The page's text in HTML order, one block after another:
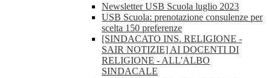
Newsletter USB Scuola luglio 2023
USB Scuola: prenotazione consulenze per
scelta 150 preferenze
[SINDACATO INS. RELIGIONE -
SAIR NOTIZIE] AI DOCENTI DI
RELIGIONE - ALL'ALBO
SINDACALE